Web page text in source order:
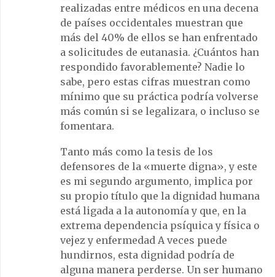
realizadas entre médicos en una decena
de países occidentales muestran que
más del 40% de ellos se han enfrentado
a solicitudes de eutanasia. ¿Cuántos han
respondido favorablemente? Nadie lo
sabe, pero estas cifras muestran como
mínimo que su práctica podría volverse
más común si se legalizara, o incluso se
fomentara.
Tanto más como la tesis de los
defensores de la «muerte digna», y este
es mi segundo argumento, implica por
su propio título que la dignidad humana
está ligada a la autonomía y que, en la
extrema dependencia psíquica y física o
vejez y enfermedad A veces puede
hundirnos, esta dignidad podría de
alguna manera perderse. Un ser humano